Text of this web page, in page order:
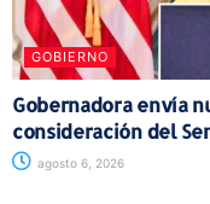
GOBIERNO
Gobernadora envía
consideración del
agosto 6, 2026